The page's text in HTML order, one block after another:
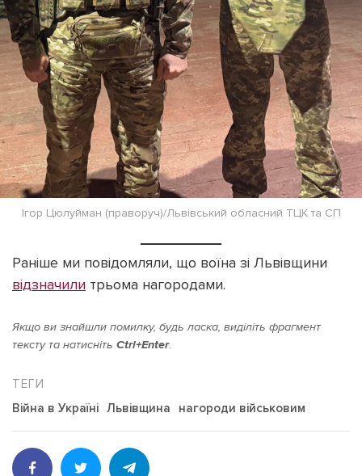
Ігор Цюлуйман (праворуч)/Львівський обласний ТЦК та СП
Раніше ми повідомляли, що воїна зі Львівщини
відзначили трьома нагородами.
Якщо ви знайшли помилку, будь ласка, виділіть фрагмент
тексту та натисніть Ctrl+Enter.
Війна в Україні Львівщина нагороди військовим